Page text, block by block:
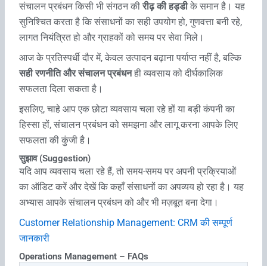
संचालन प्रबंधन किसी भी संगठन कीरीढ़ की हड्डीके समान है। यह
सुनिश्चित करता है कि संसाधनों का सही उपयोग हो, गुणवत्ता बनी रहे,
लागत नियंत्रित हो और ग्राहकों को समय पर सेवा मिले।
आज के प्रतिस्पर्धी दौर में, केवल उत्पादन बढ़ाना पर्याप्त नहीं है, बल्कि
सही रणनीति और संचालन प्रबंधनही व्यवसाय को दीर्घकालिक
सफलता दिला सकता है।
इसलिए, चाहे आप एक छोटा व्यवसाय चला रहे हों या बड़ी कंपनी का
हिस्सा हों, संचालन प्रबंधन को समझना और लागू करना आपके लिए
सफलता की कुंजी है।
सुझाव (Suggestion)
यदि आप व्यवसाय चला रहे हैं, तो समय-समय पर अपनी प्रक्रियाओं
का ऑडिट करें और देखें कि कहाँ संसाधनों का अपव्यय हो रहा है। यह
अभ्यास आपके संचालन प्रबंधन को और भी मज़बूत बना देगा।
Customer Relationship Management: CRM की सम्‍पूर्ण
जानकारी
Operations Management – FAQs